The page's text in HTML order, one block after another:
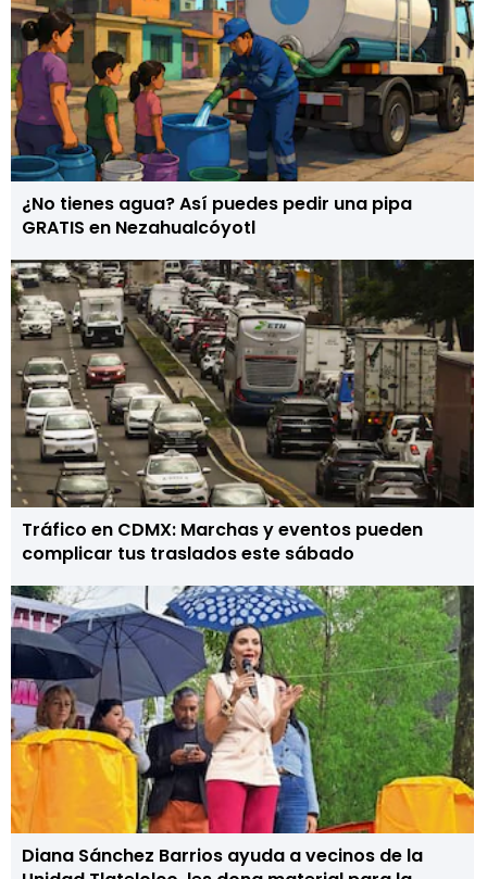
¿No tienes agua? Así puedes pedir una pipa
GRATIS en Nezahualcóyotl
Tráfico en CDMX: Marchas y eventos pueden
complicar tus traslados este sábado
Diana Sánchez Barrios ayuda a vecinos de la